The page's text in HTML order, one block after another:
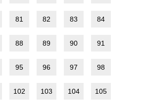
81 82 83 84
88 89 90 91
95 96 97 98
102 103 104 105